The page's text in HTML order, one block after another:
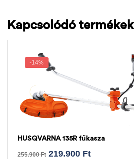
Kapcsolódó termékek
-14%
HUSQVARNA 135R fűkasza
255.900Ft 219.900 Ft